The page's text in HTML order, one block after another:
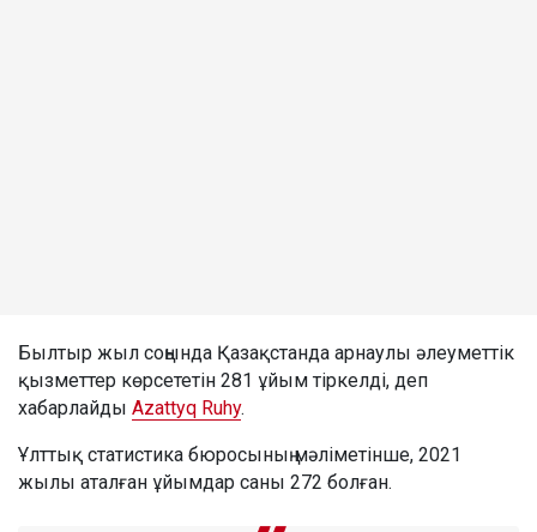
Былтыр жыл соңында Қазақстанда арнаулы әлеуметтік
қызметтер көрсететін 281 ұйым тіркелді, деп
хабарлайды Azattyq Ruhy.
Ұлттық статистика бюросының мәліметінше, 2021
жылы аталған ұйымдар саны 272 болған.